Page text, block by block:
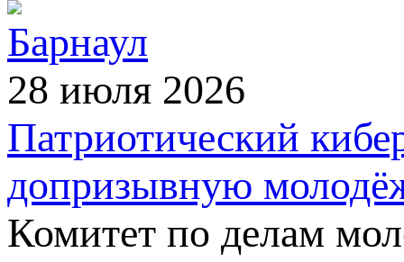
Барнаул
28 июля 2026
Патриотический
допризывную
Комитет по делам